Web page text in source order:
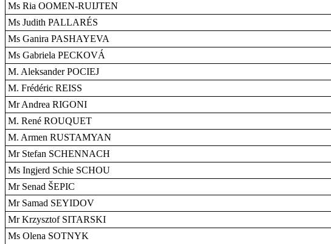
Ms Ria OOMEN-RUIJTEN
Ms Judith PALLARÉS
Ms Ganira PASHAYEVA
Ms Gabriela PECKOVÁ
M. Aleksander POCIEJ
M. Frédéric REISS
Mr Andrea RIGONI
M. René ROUQUET
M. Armen RUSTAMYAN
Mr Stefan SCHENNACH
Ms Ingjerd Schie SCHOU
Mr Senad ŠEPIC
Mr Samad SEYIDOV
Mr Krzysztof SITARSKI
Ms Olena SOTNYK